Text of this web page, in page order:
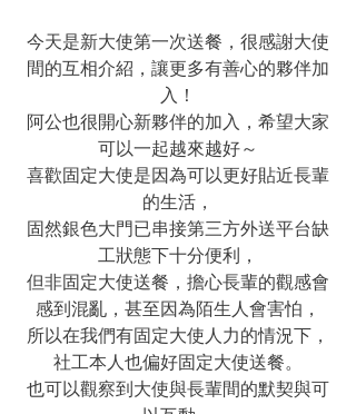
今天是新大使第一次送餐，很感謝大使
間的互相介紹，讓更多有善心的夥伴加
入！
阿公也很開心新夥伴的加入，希望大家
可以一起越來越好～
喜歡固定大使是因為可以更好貼近長輩
的生活，
固然銀色大門已串接第三方外送平台缺
工狀態下十分便利，
但非固定大使送餐，擔心長輩的觀感會
感到混亂，甚至因為陌生人會害怕，
所以在我們有固定大使人力的情況下，
社工本人也偏好固定大使送餐。
也可以觀察到大使與長輩間的默契與可